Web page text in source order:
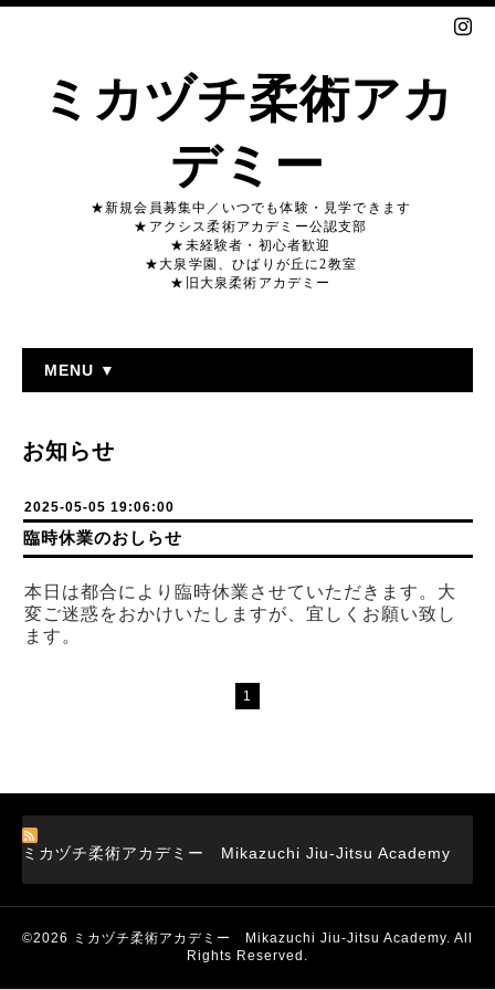
ミカヅチ柔術アカ
デミー
★新規会員募集中／いつでも体験・見学できます
★アクシス柔術アカデミー公認支部
★未経験者・初心者歓迎
★大泉学園、ひばりが丘に2教室
★旧大泉柔術アカデミー
MENU ▼
お知らせ
2025-05-05 19:06:00
臨時休業のおしらせ
本日は都合により臨時休業させていただきます。 大
変ご迷惑をおかけいたしますが、宜しくお願い致し
ます。
1
ミカヅチ柔術アカデミー Mikazuchi Jiu-Jitsu Academy
©2026 ミカヅチ柔術アカデミー Mikazuchi Jiu-Jitsu Academy. All
Rights Reserved.